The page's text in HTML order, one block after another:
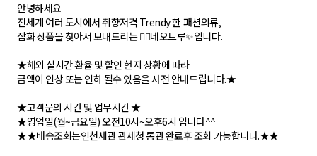
안녕하세요
전세계 여러 도시에서 취향저격 Trendy 한 패션의류,
잡화 상품을 찾아서 보내드리는 🙇‍♂네오트루✨입니다.
★해외 실시간 환율 및 할인 현지 상황에 따라
금액이 인상 또는 인하 될수 있음을 사전 안내드립니다.★
★고객문의 시간 및 업무시간 ★
★영업일(월~금요일) 오전10시~오후6시 입니다^^
★★배송조회는인천세관 관세청 통관 완료후 조회 가능합니다.★★